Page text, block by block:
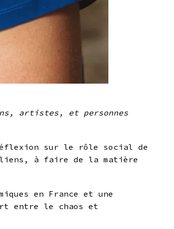
artistes, et personnes
réflexion sur le rôle social de
à faire de la matière
en France et une
entre le chaos et